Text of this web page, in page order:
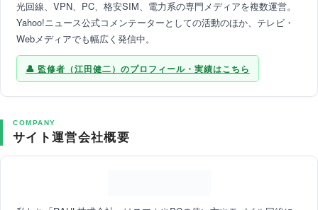
光回線、VPN、PC、格安SIM、電力系の専門メディアを複数運営。
Yahoo!ニュース公式コメンテーターとしての活動のほか、テレビ・
Webメディアでも幅広く発信中。
監修者（江田健二）のプロフィール・実績はこちら
COMPANY
サイト運営会社概要